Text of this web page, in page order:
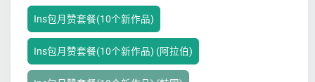
Ins包月赞套餐(10个新作品)
Ins包月赞套餐(10个新作品) (阿拉伯)